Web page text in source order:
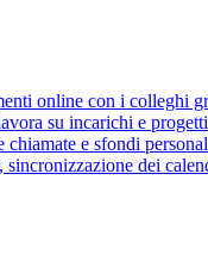
online con i colleghi
su incarichi e progetti
e sfondi
dei